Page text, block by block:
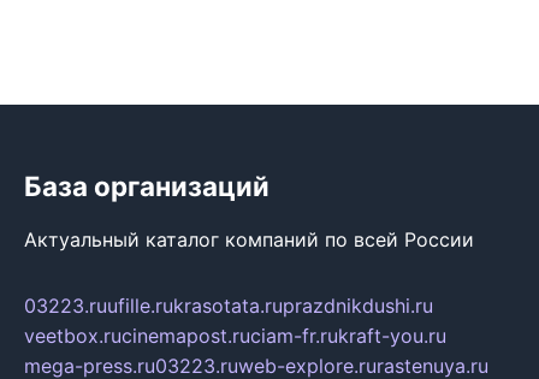
База организаций
Актуальный каталог компаний по всей России
03223.ruufille.rukrasotata.ruprazdnikdushi.ru
veetbox.rucinemapost.ruciam-fr.rukraft-you.ru
mega-press.ru03223.ruweb-explore.rurastenuya.ru